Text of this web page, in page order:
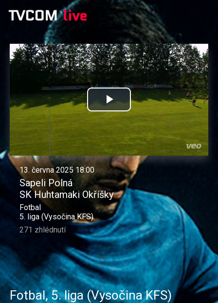
Přehrát
video
13. června 2025 18:00
Sapeli Polná
SK Huhtamaki Okříšky
Fotbal
5. liga (Vysočina KFS)
271 zhlédnutí
Fotbal,5. liga (Vysočina KFS)